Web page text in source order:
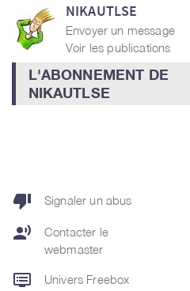
NIKAUTLSE
Envoyer un message
Voir les publications
L'ABONNEMENT DE
NIKAUTLSE
thumb_down Signaler un abus
record_voice_over
Contacter le
webmaster
dvr Univers Freebox